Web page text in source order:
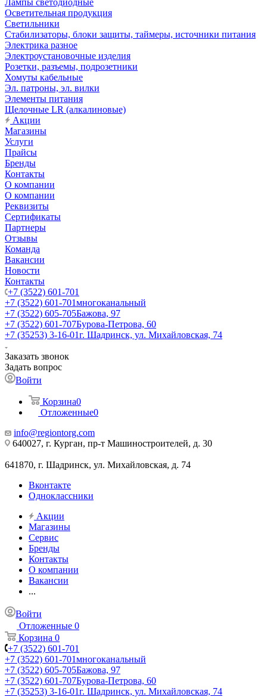
Лампы светодиодные
Осветительная продукция
Светильники
Стабилизаторы, блоки защиты, таймеры, источники питания
Электрика разное
Электроустановочные изделия
Розетки, разъемы, подрозетники
Хомуты кабельные
Эл. патроны, эл. вилки
Элементы питания
Щелочные LR (алкалиновые)
Акции
Магазины
Услуги
Прайсы
Бренды
Контакты
О компании
О компании
Реквизиты
Сертификаты
Партнеры
Отзывы
Команда
Вакансии
Новости
Контакты
+7 (3522) 601-701
+7 (3522) 601-701многоканальный
+7 (3522) 605-705Бажова, 97
+7 (3522) 601-707Бурова-Петрова, 60
+7 (35253) 3-16-01г. Шадринск, ул. Михайловская, 74
Заказать звонок
Задать вопрос
Войти
Корзина0
Отложенные0
info@regiontorg.com
640027, г. Курган, пр-т Машиностроителей, д. 30
641870, г. Шадринск, ул. Михайловская, д. 74
Вконтакте
Одноклассники
Акции
Магазины
Сервис
Бренды
Контакты
О компании
Вакансии
...
Войти
Отложенные 0
Корзина 0
+7 (3522) 601-701
+7 (3522) 601-701многоканальный
+7 (3522) 605-705Бажова, 97
+7 (3522) 601-707Бурова-Петрова, 60
+7 (35253) 3-16-01г. Шадринск, ул. Михайловская, 74